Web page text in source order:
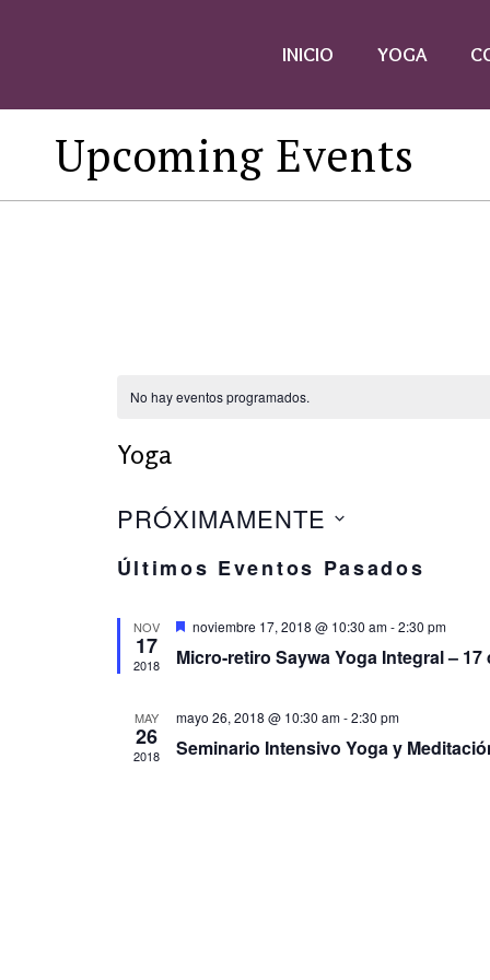
INICIO YOGA
Upcoming Events
No hay eventos programados.
Yoga
PRÓXIMAMENTE
fecha.
Últimos Eventos Pasados
NOV
17
2018
Destacado
noviembre 17, 2018 @ 10:30 am-2:30 pm
Micro-retiro Saywa Yoga Integral –
MAY
26
2018
mayo 26, 2018 @ 10:30 am-2:30 pm
Seminario Intensivo Yoga y